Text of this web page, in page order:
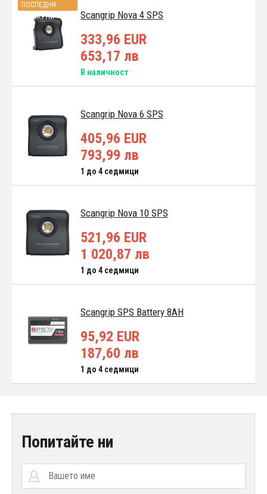
Scangrip Nova 4 SPS
ПОСЛЕДНИ
АРТИКУЛИ
333,96 EUR
653,17 лв
В наличност
Scangrip Nova 6 SPS
405,96 EUR
793,99 лв
1 до 4 седмици
Scangrip Nova 10 SPS
521,96 EUR
1 020,87 лв
1 до 4 седмици
Scangrip SPS Battery 8AH
95,92 EUR
187,60 лв
1 до 4 седмици
Попитайте ни